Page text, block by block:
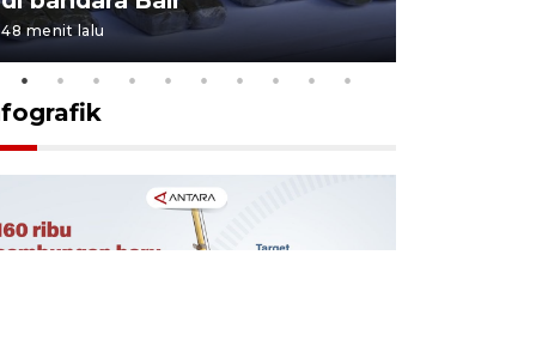
48 menit lalu